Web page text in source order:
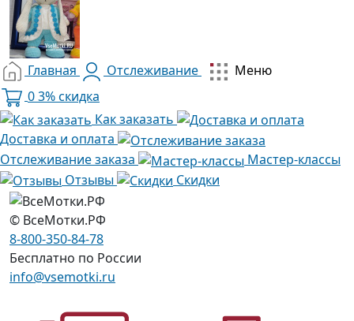
Главная Отслеживание
Меню
03% скидка
Как заказать
Доставка и оплата
Отслеживание заказа
Мастер-классы
Отзывы
Скидки
© ВсеМотки.РФ
8-800-350-84-78
Бесплатно по России
info@vsemotki.ru